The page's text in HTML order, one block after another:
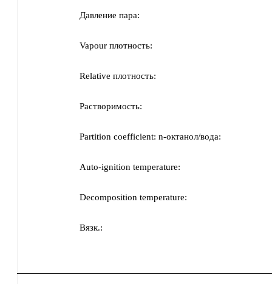
Давление пара:
Vapour плотность:
Relative плотность:
Растворимость:
Partition coefficient: n-октанол/вода:
Auto-ignition temperature:
Decomposition temperature:
Вязк.: